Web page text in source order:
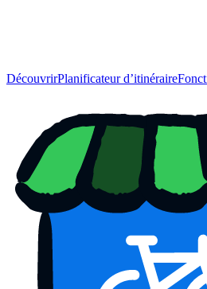
DécouvrirPlanificateur d’itinéraire